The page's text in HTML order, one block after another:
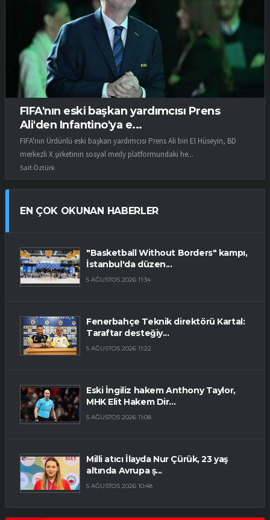
FIFA'nın eski başkan yardımcısı Prens
Ali'den Infantino'ya e...
FIFA'nın Ürdünlü eski başkan yardımcısı Prens Ali bin El Hüseyin, BD
merkezli X şirketinin sosyal medy platformundaki he...
Sait Öztürk
EN ÇOK OKUNAN HABERLER
"Basketball Without Borders" kampı,
İstanbul'da düzen...
5 AĞUSTOS 2026 11:34
Fenerbahçe Teknik direktörü Kartal:
Taraftar desteğiy...
5 AĞUSTOS 2026 11:22
Eski İngiliz hakem Anthony Taylor,
MHK Elit Hakem Dir...
5 AĞUSTOS 2026 11:08
Milli atıcı İlayda Nur Çürük, 23 yaş
altında Avrupa ş...
5 AĞUSTOS 2026 10:48